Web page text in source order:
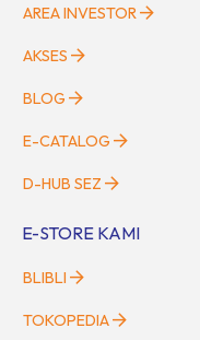
AREA INVESTOR
AKSES
BLOG
E-CATALOG
D-HUB SEZ
E-STORE KAMI
BLIBLI
TOKOPEDIA